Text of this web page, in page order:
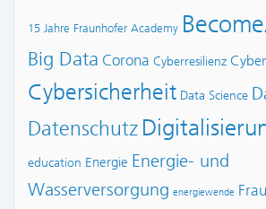
15 Jahre Fraunhofer Academy
Big Data Corona Cyberresilienz
Cybersicherheit Data Science
Datenschutz
education Energie Energie- und
Wasserversorgung energiewende